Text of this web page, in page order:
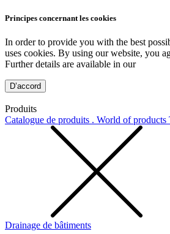
Principes concernant les cookies
In order to provide you with the best
uses cookies. By using our website, you
Further details are available in our
D’accord
Produits
Catalogue de produits . World of products
Drainage de bâtiments